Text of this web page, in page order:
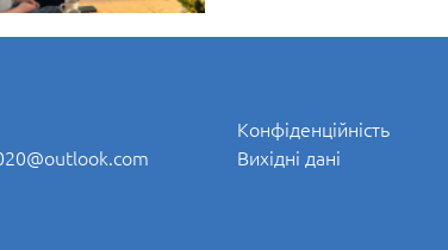
Конфіденційність
Вихідні дані